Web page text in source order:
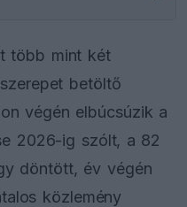
több mint két
betöltő
végén elbúcsúzik a
2026-ig szólt, a 82
döntött, év végén
közlemény